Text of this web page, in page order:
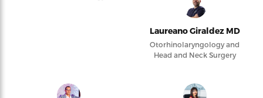
Laureano Giraldez MD
Otorhinolaryngology and
Head and Neck Surgery